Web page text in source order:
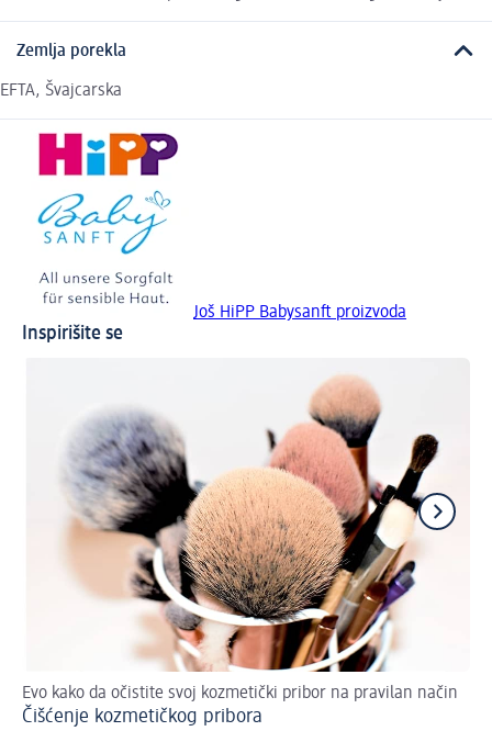
Zemlja porekla
EFTA, Švajcarska
Još HiPP Babysanft proizvoda
Inspirišite se
Evo kako da očistite svoj kozmetički pribor na pravilan način
Čišćenje kozmetičkog pribora